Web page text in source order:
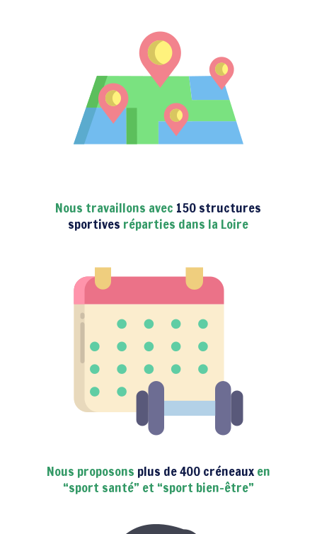
Nous travaillons avec 150 structures
sportives réparties dans la Loire
Nous proposons plus de 400 créneauxen
“sport santé” et “sport bien-être”